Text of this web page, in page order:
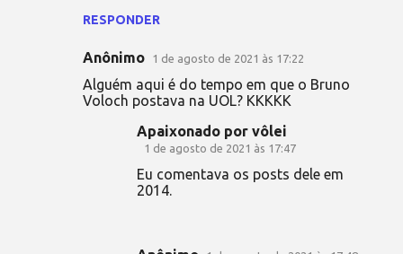
RESPONDER
Anônimo 1 de agosto de 2021 às 17:22
Alguém aqui é do tempo em que o Bruno
Voloch postava na UOL? KKKKK
Apaixonado por vôlei
1 de agosto de 2021 às 17:47
Eu comentava os posts dele em
2014.